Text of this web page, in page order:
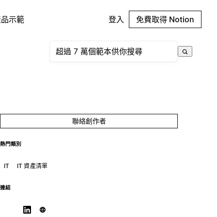
示範 登入 免費取得 Notion
聯絡創作者
熱門類別
IT IT 資產清單
連結